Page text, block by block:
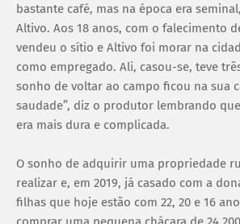
bastante café, mas na época era
Altivo. Aos 18 anos, com o falecimento
vendeu o sítio e Altivo foi morar na
como empregado. Ali, casou-se, teve
sonho de voltar ao campo ficou na sua
saudade”, diz o produtor lembrando
era mais dura e complicada.
O sonho de adquirir uma propriedade
realizar e, em 2019, já casado com a
filhas que hoje estão com 22, 20 e 16